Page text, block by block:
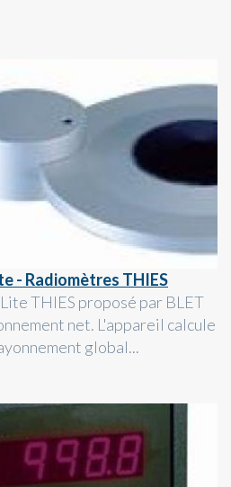
- Radiomètres THIES
THIES proposé par BLET
net. L'appareil calcule
global...